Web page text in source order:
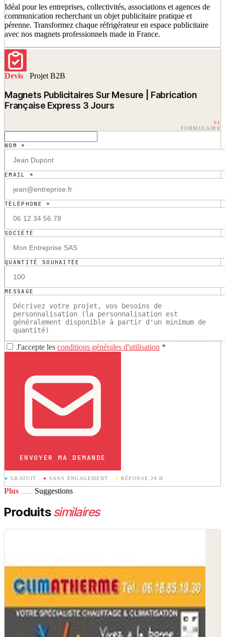
Idéal pour les entreprises, collectivités, associations et agences de
communication recherchant un objet publicitaire pratique et
pérenne. Transformez chaque réfrigérateur en espace publicitaire
avec nos magnets professionnels made in France.
Devis · Projet B2B
Magnets Publicitaires Sur Mesure | Fabrication
Française Express 3 Jours
01
FORMULAIRE
NOM *
EMAIL *
TÉLÉPHONE *
SOCIÉTÉ
QUANTITÉ SOUHAITÉE
MESSAGE
J'accepte les conditions générales d'utilisation *
ENVOYER MA DEMANDE
● GRATUIT · ● SANS ENGAGEMENT · ● RÉPONSE 24 H
Plus Suggestions
Produitssimilaires